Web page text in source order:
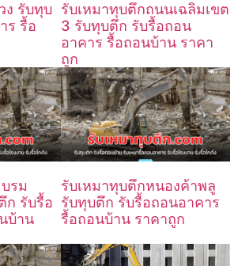
ง รับทุบ
ร รื้อ
รับเหมาทุบตึกถนนเฉลิมเขต
3 รับทุบตึก รับรื้อถอน
อาคาร รื้อถอนบ้าน ราคา
ถูก
รม
ก รับรื้อ
บ้าน
รับเหมาทุบตึกหนองค้าพลู
รับทุบตึก รับรื้อถอนอาคาร
รื้อถอนบ้าน ราคาถูก